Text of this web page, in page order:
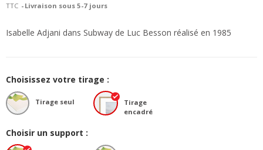
TTC Livraison sous 5-7 jours
Isabelle Adjani dans Subway de Luc Besson réalisé en 1985
Choisissez votre tirage :
Tirage seul
Tirage
encadré
Choisir un support :